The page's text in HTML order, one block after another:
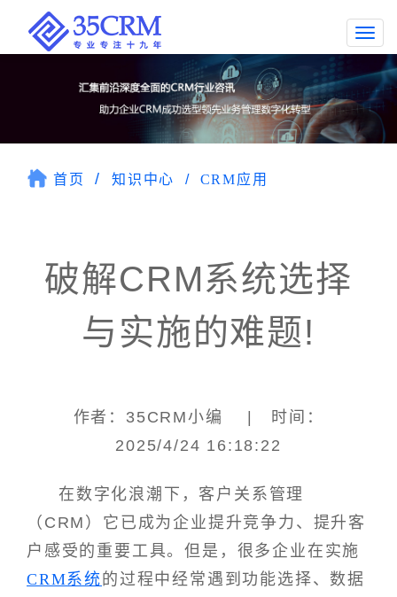
首页 知识中心 CRM应用
破解CRM系统选择
与实施的难题!
作者：35CRM小编 | 时间：
2025/4/24 16:18:22
在数字化浪潮下，客户关系管理
（CRM）它已成为企业提升竞争力、提升客
户感受的重要工具。但是，很多企业在实施
CRM系统的过程中经常遇到功能选择、数据